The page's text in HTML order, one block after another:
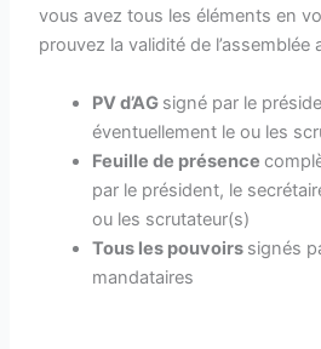
vous avez tous les éléments en
prouvez la validité de l’assemblée
PV d’AG signé par le
éventuellement le ou les
Feuille de présence
par le président, le
ou les scrutateur(s)
Tous les pouvoirs signés
mandataires